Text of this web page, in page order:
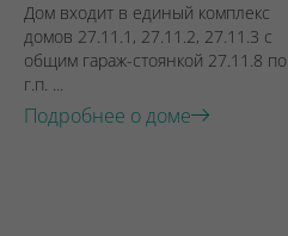
Дом входит в единый комплекс
домов 27.11.1, 27.11.2, 27.11.3 с
общим гараж-стоянкой 27.11.8 по
г.п. ...
Подробнее о доме